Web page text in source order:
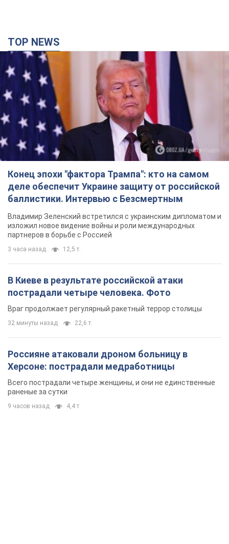
TOP NEWS
Конец эпохи "фактора Трампа": кто на самом
деле обеспечит Украине защиту от российской
баллистики. Интервью с Безсмертным
Владимир Зеленский встретился с украинским дипломатом и
изложил новое видение войны и роли международных
партнеров в борьбе с Россией
3 часа назад 12,5 т.
В Киеве в результате российской атаки
пострадали четыре человека. Фото
Враг продолжает регулярный ракетный террор столицы
32 минуты назад 22,6 т.
Россияне атаковали дроном больницу в
Херсоне: пострадали медработницы
Всего пострадали четыре женщины, и они не единственные
раненые за сутки
9 часов назад 4,4 т.